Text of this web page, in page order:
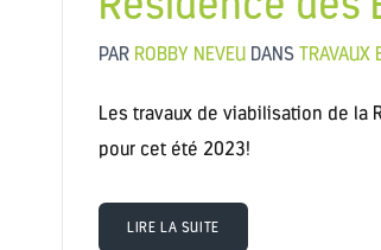
PAR ROBBY NEVEU DANS TRAVAUX
Les travaux de viabilisation de la
pour cet été 2023!
LIRE LA SUITE